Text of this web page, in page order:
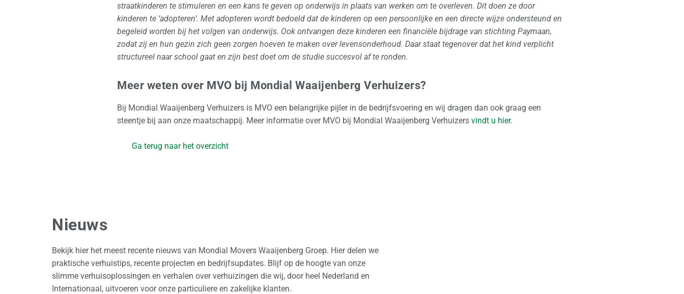
straatkinderen te stimuleren en een kans te geven op onderwijs in plaats van werken om te overleven. Dit doen ze door
kinderen te ‘adopteren’. Met adopteren wordt bedoeld dat de kinderen op een persoonlijke en een directe wijze ondersteund en
begeleid worden bij het volgen van onderwijs. Ook ontvangen deze kinderen een financiële bijdrage van stichting Paymaan,
zodat zij en hun gezin zich geen zorgen hoeven te maken over levensonderhoud. Daar staat tegenover dat het kind verplicht
structureel naar school gaat en zijn best doet om de studie succesvol af te ronden.
Meer weten over MVO bij Mondial Waaijenberg Verhuizers?
Bij Mondial Waaijenberg Verhuizers is MVO een belangrijke pijler in de bedrijfsvoering en wij dragen dan ook graag een
steentje bij aan onze maatschappij. Meer informatie over MVO bij Mondial Waaijenberg Verhuizers vindt u hier.
Ga terug naar het overzicht
Nieuws
Bekijk hier het meest recente nieuws van Mondial Movers Waaijenberg Groep. Hier delen we
praktische verhuistips, recente projecten en bedrijfsupdates. Blijf op de hoogte van onze
slimme verhuisoplossingen en verhalen over verhuizingen die wij, door heel Nederland en
Internationaal, uitvoeren voor onze particuliere en zakelijke klanten.